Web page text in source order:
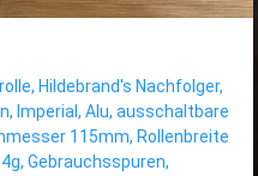
Hildebrand's Nachfolger,
Imperial, Alu, ausschaltbare
115mm, Rollenbreite
Gebrauchsspuren,